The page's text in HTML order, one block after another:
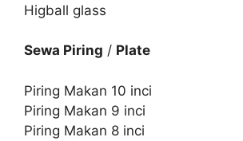
Higball glass
Sewa Piring / Plate
Piring Makan 10 inci
Piring Makan 9 inci
Piring Makan 8 inci